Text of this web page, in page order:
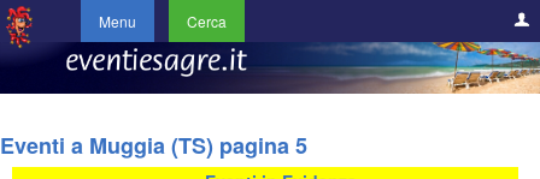
Menu Cerca
Eventi a Muggia (TS) pagina 5